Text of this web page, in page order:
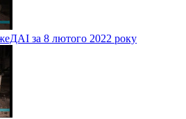
за 8 лютого 2022 року